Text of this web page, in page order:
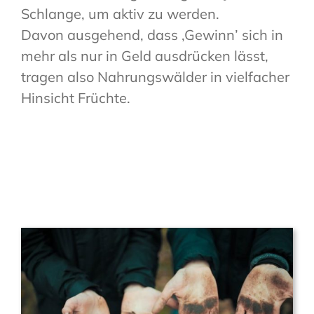
Schlange, um aktiv zu werden.
Davon ausgehend, dass ‚Gewinn’ sich in
mehr als nur in Geld ausdrücken lässt,
tragen also Nahrungswälder in vielfacher
Hinsicht Früchte.